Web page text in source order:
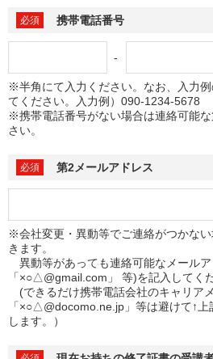
携帯電話番号
-
※半角にて入力ください。なお、入力
てください。入力例）090-1234-5678
※携帯電話番号がない場合は連絡可能
さい。
第2メールアドレス
※会社変更・異動等でご連絡がつかな
きます。
異動等があっても連絡可能なメールア
「×○△@gmail.com」 等)を記入してく
(できるだけ携帯電話会社のキャリア
「×○△@docomo.ne.jp」等は避けて↑
します。）